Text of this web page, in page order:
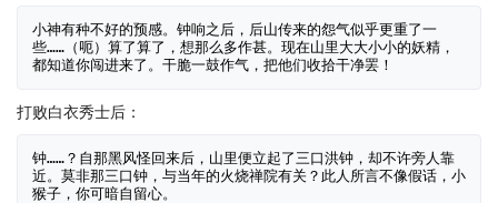
小神有种不好的预感。钟响之后，后山传来的怨气似乎更重了一
些……（呃）算了算了，想那么多作甚。现在山里大大小小的妖精，
打败白衣秀士后：
钟……？自那黑风怪回来后，山里便立起了三口洪钟，却不许旁人靠
近。莫非那三口钟，与当年的火烧禅院有关？此人所言不像假话，小